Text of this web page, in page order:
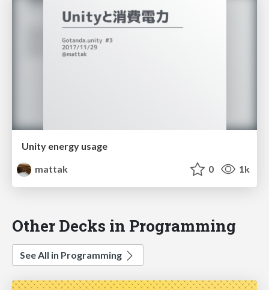
Unity energy usage
mattak
0 1k
Other Decks in Programming
See All in Programming